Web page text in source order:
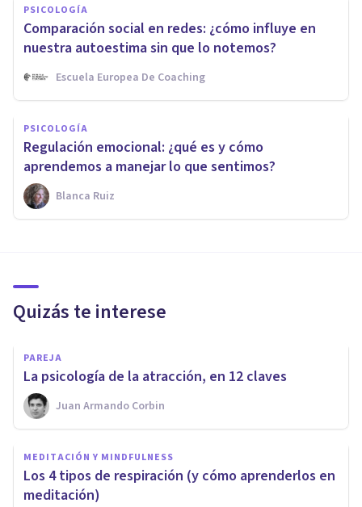
PSICOLOGÍA
Comparación social en redes: ¿cómo influye en
nuestra autoestima sin que lo notemos?
Escuela Europea De Coaching
PSICOLOGÍA
Regulación emocional: ¿qué es y cómo
aprendemos a manejar lo que sentimos?
Blanca Ruiz
Quizás te interese
PAREJA
​La psicología de la atracción, en 12 claves
Juan Armando Corbin
MEDITACIÓN Y MINDFULNESS
Los 4 tipos de respiración (y cómo aprenderlos en
meditación)